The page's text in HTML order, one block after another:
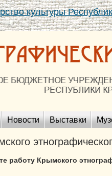
культуры
Новости Выставки
работу Крымского